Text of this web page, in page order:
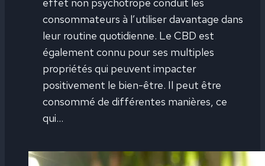
consommateurs à l’utiliser davantage dans
leur routine quotidienne. Le CBD est
également connu pour ses multiples
propriétés qui peuvent impacter
positivement le bien-être. Il peut être
consommé de différentes manières, ce
qui…